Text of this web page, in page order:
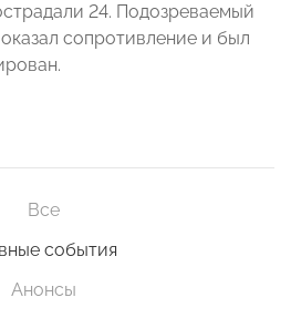
24. Подозреваемый
сопротивление и был
Все
события
Анонсы